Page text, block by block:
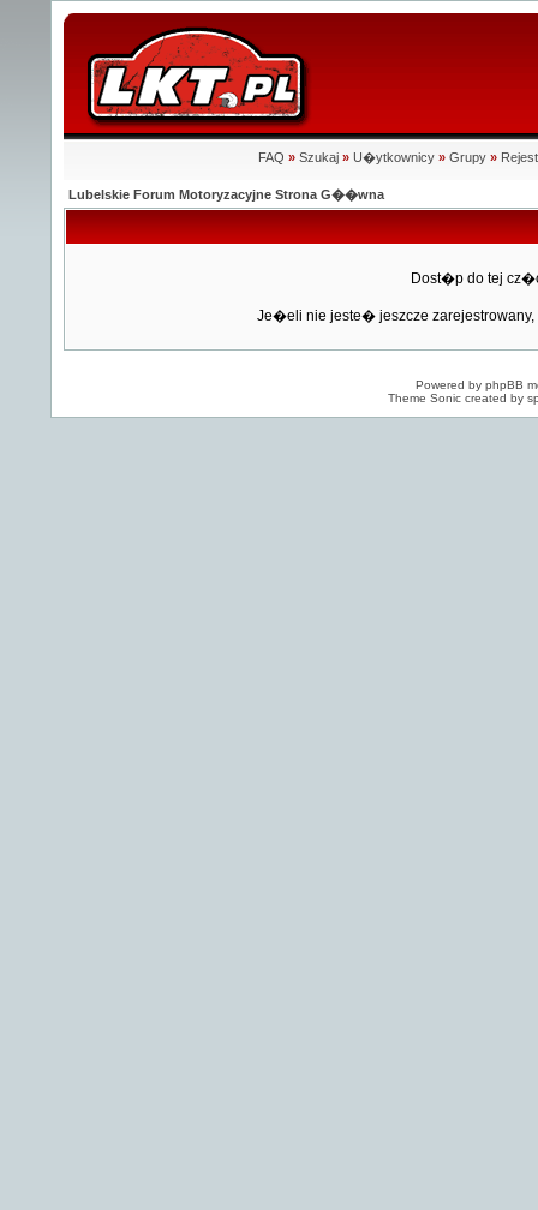
FAQ » Szukaj » U�ytkownicy » Grupy »
Lubelskie Forum Motoryzacyjne Strona G��wna
Dost�p do tej
Je�eli nie jeste� jeszcze
Powered by phpBB
Theme Sonic created by